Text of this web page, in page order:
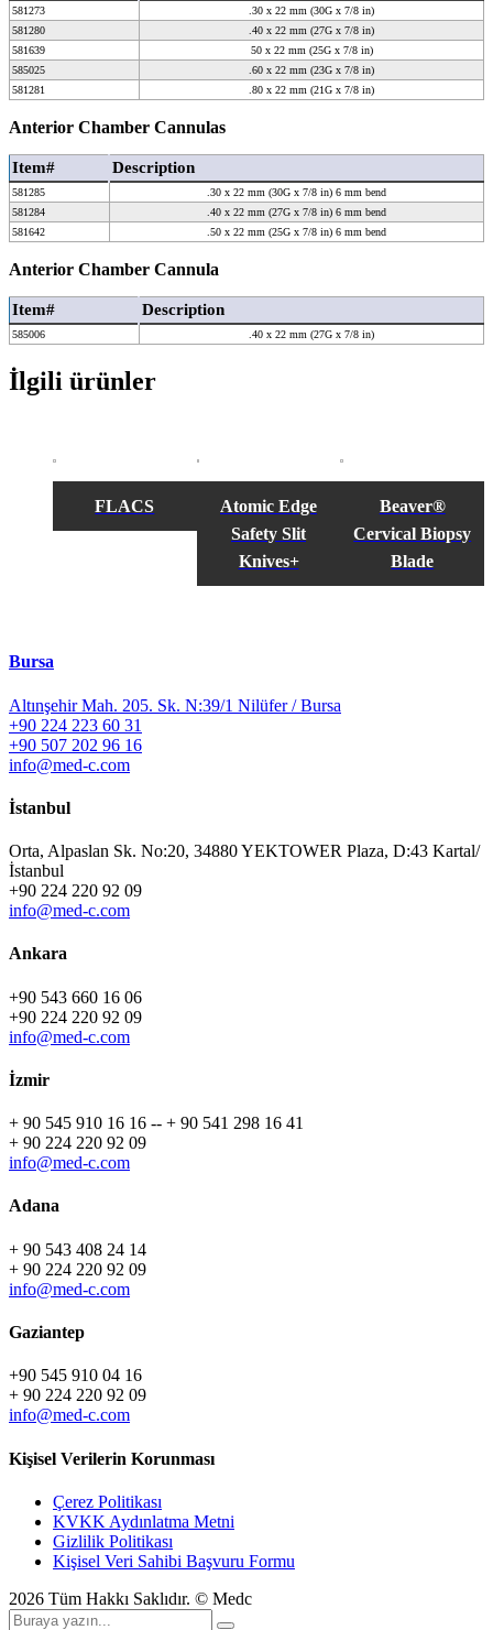
581273
.30 x 22 mm (30G x 7/8 in)
581280
.40 x 22 mm (27G x 7/8 in)
581639
50 x 22 mm (25G x 7/8 in)
585025
.60 x 22 mm (23G x 7/8 in)
581281
.80 x 22 mm (21G x 7/8 in)
Anterior Chamber Cannulas
Item# Description
581285
.30 x 22 mm (30G x 7/8 in) 6 mm bend
581284
.40 x 22 mm (27G x 7/8 in) 6 mm bend
581642
.50 x 22 mm (25G x 7/8 in) 6 mm bend
Anterior Chamber Cannula
Item# Description
585006 .40 x 22 mm (27G x 7/8 in)
İlgili ürünler
FLACS
Atomic Edge
Safety Slit
Knives+
Beaver®
Cervical Biopsy
Blade
Bursa
Altınşehir Mah. 205. Sk. N:39/1 Nilüfer / Bursa
+90 224 223 60 31
+90 507 202 96 16
info@med-c.com
İstanbul
Orta, Alpaslan Sk. No:20, 34880 YEKTOWER Plaza, D:43 Kartal/
İstanbul
+90 224 220 92 09
info@med-c.com
Ankara
+90 543 660 16 06
+90 224 220 92 09
info@med-c.com
İzmir
+ 90 545 910 16 16 -- + 90 541 298 16 41
+ 90 224 220 92 09
info@med-c.com
Adana
+ 90 543 408 24 14
+ 90 224 220 92 09
info@med-c.com
Gaziantep
+90 545 910 04 16
+ 90 224 220 92 09
info@med-c.com
Kişisel Verilerin Korunması
Çerez Politikası
KVKK Aydınlatma Metni
Gizlilik Politikası
Kişisel Veri Sahibi Başvuru Formu
2026 Tüm Hakkı Saklıdır. © Medc